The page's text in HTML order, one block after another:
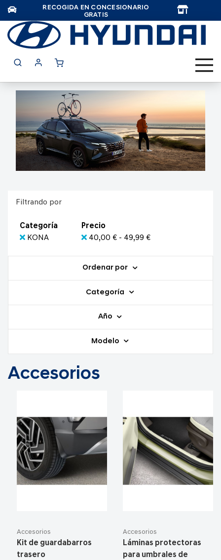
RECOGIDA EN CONCESIONARIO
GRATIS
Filtrando por
Categoría
KONA
Precio
40,00 € - 49,99 €
Ordenar por
Categoría
Año
Modelo
Accesorios
Accesorios
Kit de guardabarros
trasero
Accesorios
Láminas protectoras
para umbrales de